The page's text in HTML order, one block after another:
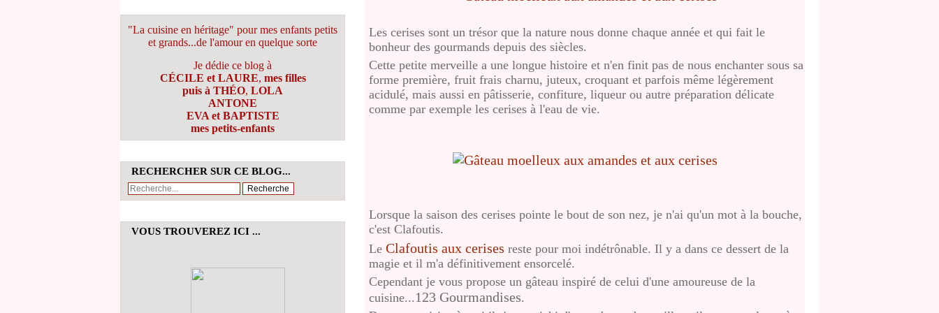
"La cuisine en héritage" pour mes enfants petits
et grands...de l'amour en quelque sorte
Je dédie ce blog à
CÉCILE et LAURE, mes filles
puis à THÉO, LOLA
ANTONE
EVA et BAPTISTE
mes petits-enfants
RECHERCHER SUR CE BLOG...
VOUS TROUVEREZ ICI ...
Les cerises sont un trésor que la nature nous donne chaque année et qui fait le
bonheur des gourmands depuis des siècles.
Cette petite merveille a une longue histoire et n'en finit pas de nous enchanter sous sa
forme première, fruit frais charnu, juteux, croquant et parfois même légèrement
acidulé, mais aussi en pâtisserie, confiture, liqueur ou autre préparation délicate
comme par exemple les cerises à l'eau de vie.
Lorsque la saison des cerises pointe le bout de son nez, je n'ai qu'un mot à la bouche,
c'est Clafoutis.
Le Clafoutis aux cerises reste pour moi indétrônable. Il y a dans ce dessert de la
magie et il m'a définitivement ensorcelé.
Cependant je vous propose un gâteau inspiré de celui d'une amoureuse de la
cuisine... 123 Gourmandises.